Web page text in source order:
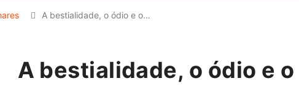
A bestialidade, o ódio e o…
A bestialidade, o ódio e